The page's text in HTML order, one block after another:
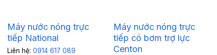
Máy nước nóng trực
tiếp National
Liên hệ: 0914 617 089
Máy nước nóng trực
tiếp có bơm trợ lực
Centon